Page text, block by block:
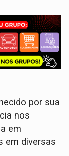
por sua
nos
em
em diversas